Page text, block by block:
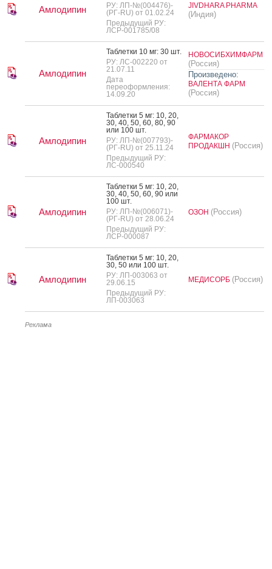
Амлодипин
РУ: ЛП-№(004476)-
(РГ-RU) от 01.02.24
Предыдущий РУ:
ЛСР-001785/08
JIVDHARA PHARMA
(Индия)
Амлодипин
Таб­летки 10 мг: 30 шт.
РУ: ЛС-002220 от
21.07.11
Дата
переоформления:
14.09.20
НОВОСИБХИМФАРМ
(Россия)
Произведено:
ВАЛЕНТА ФАРМ
(Россия)
Амлодипин
Таб­летки 5 мг: 10, 20,
30, 40, 50, 60, 80, 90
или 100 шт.
РУ: ЛП-№(007793)-
(РГ-RU) от 25.11.24
Предыдущий РУ:
ЛС-000540
ФАРМАКОР
ПРОДАКШН (Россия)
Амлодипин
Таб­летки 5 мг: 10, 20,
30, 40, 50, 60, 90 или
100 шт.
РУ: ЛП-№(006071)-
(РГ-RU) от 28.06.24
Предыдущий РУ:
ЛСР-000087
ОЗОН (Россия)
Амлодипин
Таб­летки 5 мг: 10, 20,
30, 50 или 100 шт.
РУ: ЛП-003063 от
29.06.15
Предыдущий РУ:
ЛП-003063
МЕДИСОРБ (Россия)
Реклама